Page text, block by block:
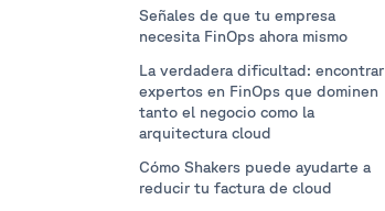
Señales de que tu empresa
necesita FinOps ahora mismo
La verdadera dificultad: encontrar
expertos en FinOps que dominen
tanto el negocio como la
arquitectura cloud
Cómo Shakers puede ayudarte a
reducir tu factura de cloud